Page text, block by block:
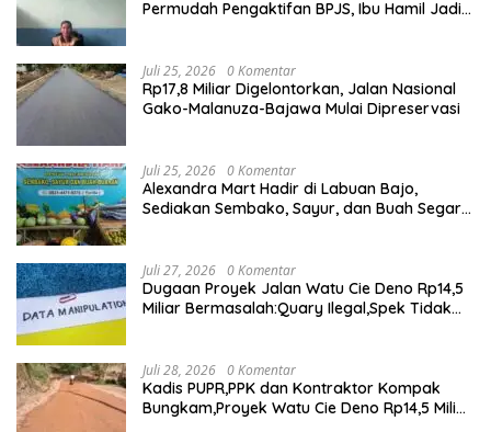
Permudah Pengaktifan BPJS, Ibu Hamil Jadi
Juli 25, 2026 0 Komentar
Rp17,8 Miliar Digelontorkan, Jalan Nasional
Gako-Malanuza-Bajawa Mulai Dipreservasi
Juli 25, 2026 0 Komentar
Alexandra Mart Hadir di Labuan Bajo,
Sediakan Sembako, Sayur, dan Buah Segar
Juli 27, 2026 0 Komentar
Dugaan Proyek Jalan Watu Cie Deno Rp14,5
Miliar Bermasalah:Quary Ilegal,Spek Tidak
Juli 28, 2026 0 Komentar
Kadis PUPR,PPK dan Kontraktor Kompak
Bungkam,Proyek Watu Cie Deno Rp14,5 Miliar